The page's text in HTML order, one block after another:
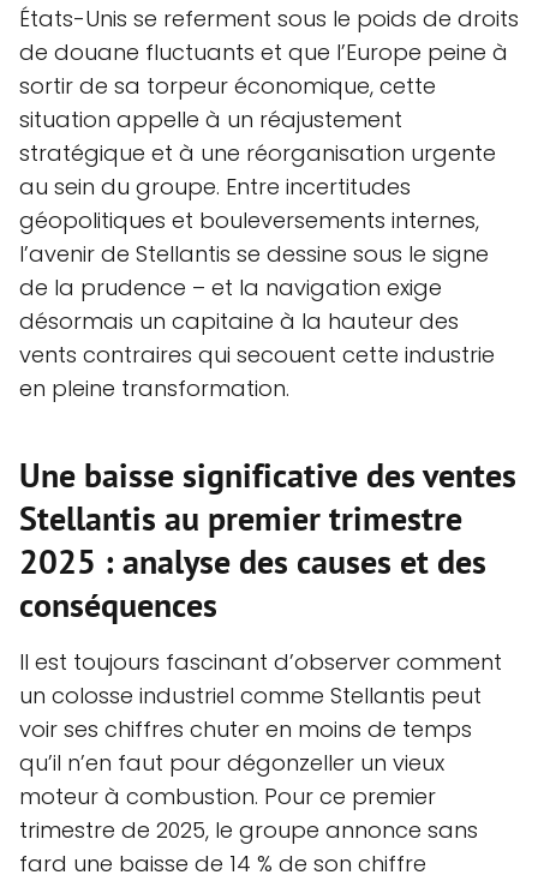
États-Unis se referment sous le poids de droits
de douane fluctuants et que l’Europe peine à
sortir de sa torpeur économique, cette
situation appelle à un réajustement
stratégique et à une réorganisation urgente
au sein du groupe. Entre incertitudes
géopolitiques et bouleversements internes,
l’avenir de Stellantis se dessine sous le signe
de la prudence – et la navigation exige
désormais un capitaine à la hauteur des
vents contraires qui secouent cette industrie
en pleine transformation.
Une baisse significative des ventes
Stellantis au premier trimestre
2025 : analyse des causes et des
conséquences
Il est toujours fascinant d’observer comment
un colosse industriel comme Stellantis peut
voir ses chiffres chuter en moins de temps
qu’il n’en faut pour dégonzeller un vieux
moteur à combustion. Pour ce premier
trimestre de 2025, le groupe annonce sans
fard une baisse de 14 % de son chiffre